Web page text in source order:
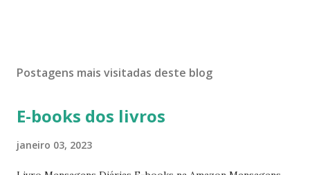
Postagens mais visitadas deste blog
E-books dos livros
janeiro 03, 2023